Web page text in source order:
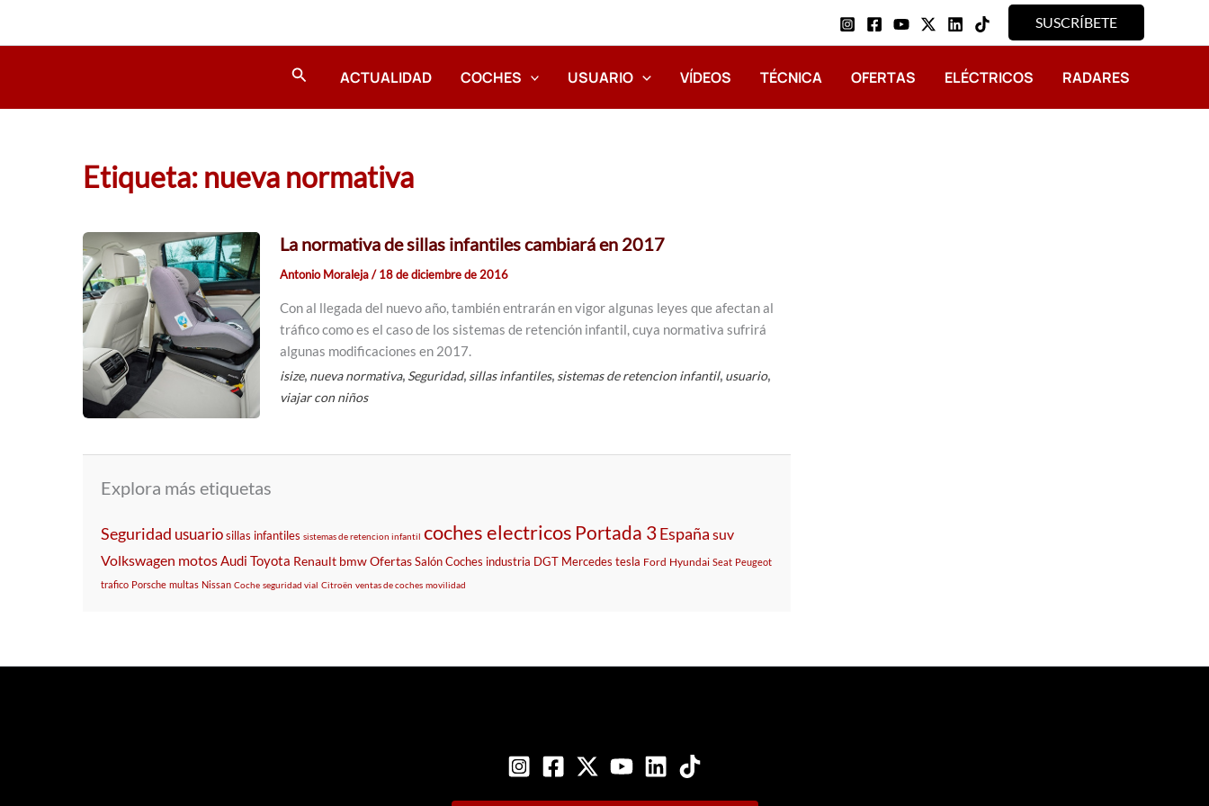
SUSCRÍBETE
Buscar ACTUALIDAD COCHES USUARIO VÍDEOS TÉCNICA OFERTAS ELÉCTRICOS RADARES
Etiqueta: nueva normativa
La normativa de sillas infantiles cambiará en 2017
Antonio Moraleja/18 de diciembre de 2016
Con al llegada del nuevo año, también entrarán en vigor algunas leyes que afectan al
tráfico como es el caso de los sistemas de retención infantil, cuya normativa sufrirá
algunas modificaciones en 2017.
isize, nueva normativa, Seguridad, sillas infantiles, sistemas de retencion infantil, usuario,
viajar con niños
Explora más etiquetas
Seguridad usuariosillas infantiles sistemas de retencion infantil coches electricos Portada 3España suv
Volkswagen motos Audi Toyota Renault bmwOfertasSalónCoches industria DGT Mercedes tesla Ford Hyundai Seat Peugeot
trafico Porsche multas Nissan Coche seguridad vial Citroën ventas de coches movilidad